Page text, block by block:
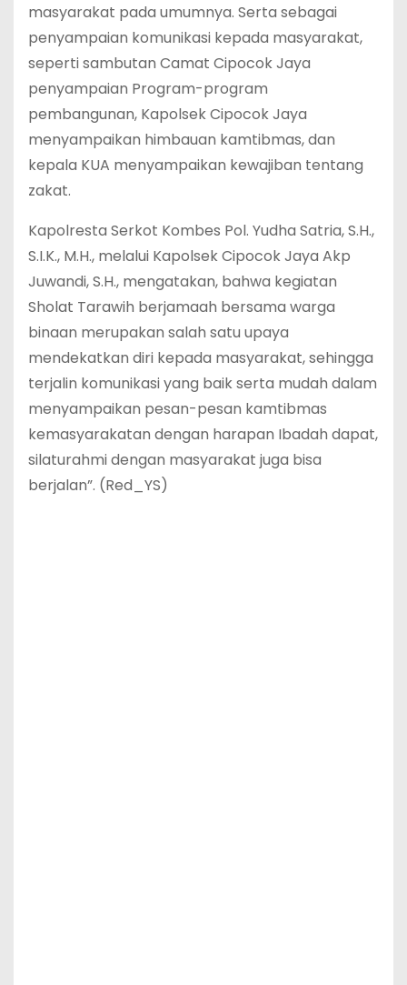
masyarakat pada umumnya. Serta sebagai
penyampaian komunikasi kepada masyarakat,
seperti sambutan Camat Cipocok Jaya
penyampaian Program-program
pembangunan, Kapolsek Cipocok Jaya
menyampaikan himbauan kamtibmas, dan
kepala KUA menyampaikan kewajiban tentang
zakat.
Kapolresta Serkot Kombes Pol. Yudha Satria, S.H.,
S.I.K., M.H., melalui Kapolsek Cipocok Jaya Akp
Juwandi, S.H., mengatakan, bahwa kegiatan
Sholat Tarawih berjamaah bersama warga
binaan merupakan salah satu upaya
mendekatkan diri kepada masyarakat, sehingga
terjalin komunikasi yang baik serta mudah dalam
menyampaikan pesan-pesan kamtibmas
kemasyarakatan dengan harapan Ibadah dapat,
silaturahmi dengan masyarakat juga bisa
berjalan”. (Red_YS)